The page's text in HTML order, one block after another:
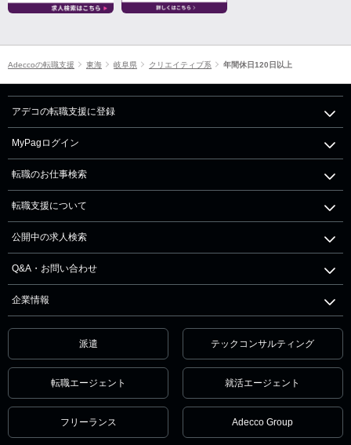
Adeccoの転職支援 東海 岐阜県 クリエイティブ系 年間休日120日以上
アデコの転職支援に登録
MyPagログイン
転職のお仕事検索
転職支援について
公開中の求人検索
Q&A・お問い合わせ
企業情報
派遣 テックコンサルティング
転職エージェント 就活エージェント
フリーランス Adecco Group